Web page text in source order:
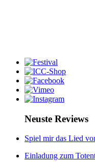
Neuste Reviews
Spiel mir das Lied
Einladung zum